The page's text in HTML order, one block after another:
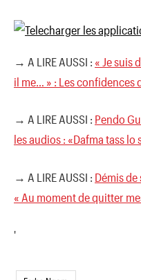
→ A LIRE AUSSI : « Je suis
il me… » : Les confidences
→ A LIRE AUSSI : Pendo
les audios : «Dafma tass lo
→ A LIRE AUSSI : Démis
« Au moment de quitter
'